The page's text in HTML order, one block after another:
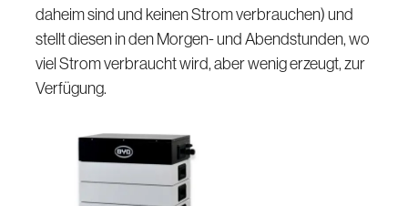
daheim sind und keinen Strom verbrauchen) und
stellt diesen in den Morgen- und Abendstunden, wo
viel Strom verbraucht wird, aber wenig erzeugt, zur
Verfügung.